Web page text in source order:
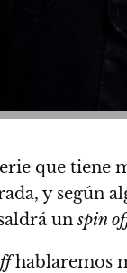
que tiene
y según
unspin
hablaremos